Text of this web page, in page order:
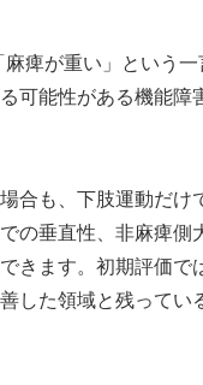
痺が重い」という一
可能性がある機能障
合も、下肢運動だけ
の垂直性、非麻痺側
きます。初期評価で
した領域と残ってい